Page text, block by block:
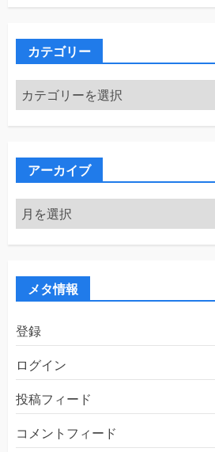
カテゴリー
カ
テ
ゴ
アーカイブ
ア
ー
カ
メタ情報
登録
ログイン
投稿フィード
コメントフィード